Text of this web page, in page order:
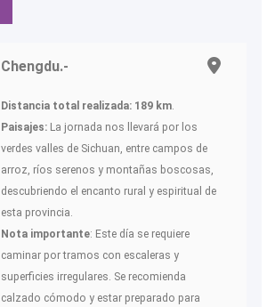
Chengdu.-
Distancia total realizada: 189 km.
Paisajes: La jornada nos llevará por los
verdes valles de Sichuan, entre campos de
arroz, ríos serenos y montañas boscosas,
descubriendo el encanto rural y espiritual de
esta provincia.
Nota importante: Este día se requiere
caminar por tramos con escaleras y
superficies irregulares. Se recomienda
calzado cómodo y estar preparado para